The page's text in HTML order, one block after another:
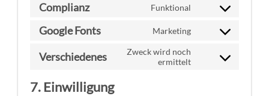
service
Complianz Funktional
Consent
service
Google Fonts Marketing
Consent
service
Verschiedenes
Zweck wird noch
ermittelt
Consent
7. Einwilligung